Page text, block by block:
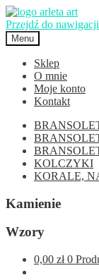
Przejdź do nawigacji
Menu
Sklep
O mnie
Moje konto
Kontakt
KOLCZYKI
KORALE,
Kamienie
Wzory
0,00 zł 0